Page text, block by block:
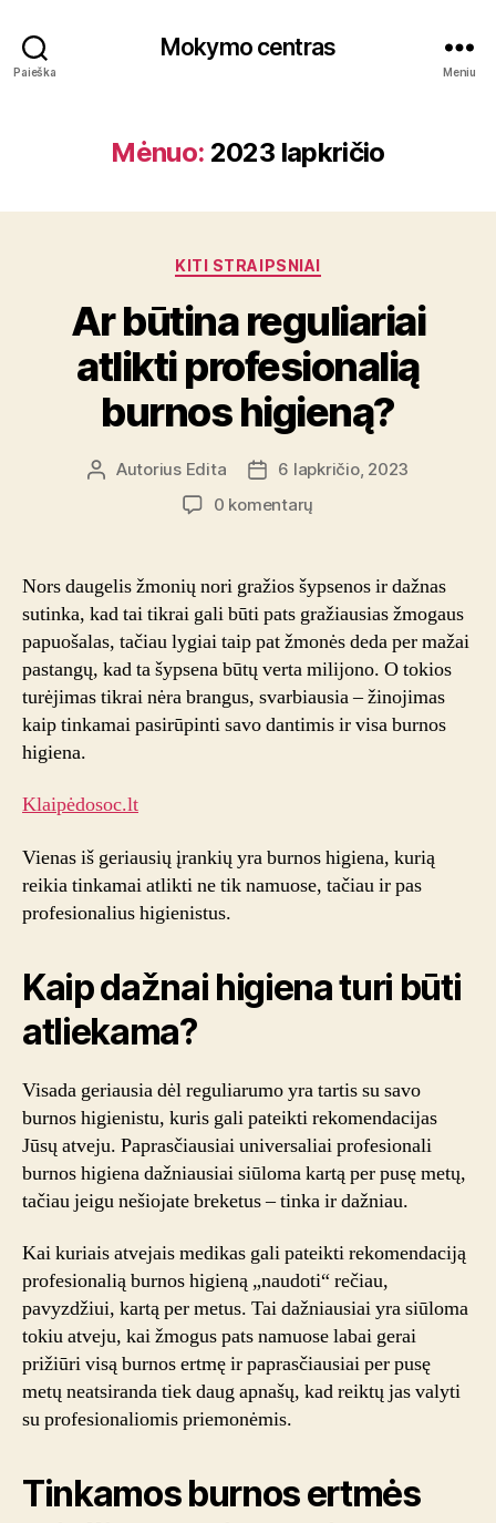
Paieška
Mokymo centras
Meniu
Mėnuo: 2023 lapkričio
Kategorijos
KITI STRAIPSNIAI
Ar būtina reguliariai
atlikti profesionalią
burnos higieną?
ĮrašoAutorius Edita
Įrašo6 lapkričio, 2023
0 komentarų
reguliariai
atlikti
profesionalią
burnos
higieną?
Nors daugelis žmonių nori gražios šypsenos ir dažnas
sutinka, kad tai tikrai gali būti pats gražiausias žmogaus
papuošalas, tačiau lygiai taip pat žmonės deda per mažai
pastangų, kad ta šypsena būtų verta milijono. O tokios
turėjimas tikrai nėra brangus, svarbiausia – žinojimas
kaip tinkamai pasirūpinti savo dantimis ir visa burnos
higiena.
Klaipėdosoc.lt
Vienas iš geriausių įrankių yra burnos higiena, kurią
reikia tinkamai atlikti ne tik namuose, tačiau ir pas
profesionalius higienistus.
Kaip dažnai higiena turi būti
atliekama?
Visada geriausia dėl reguliarumo yra tartis su savo
burnos higienistu, kuris gali pateikti rekomendacijas
Jūsų atveju. Paprasčiausiai universaliai profesionali
burnos higiena dažniausiai siūloma kartą per pusę metų,
tačiau jeigu nešiojate breketus – tinka ir dažniau.
Kai kuriais atvejais medikas gali pateikti rekomendaciją
profesionalią burnos higieną „naudoti“ rečiau,
pavyzdžiui, kartą per metus. Tai dažniausiai yra siūloma
tokiu atveju, kai žmogus pats namuose labai gerai
prižiūri visą burnos ertmę ir paprasčiausiai per pusę
metų neatsiranda tiek daug apnašų, kad reiktų jas valyti
su profesionaliomis priemonėmis.
Tinkamos burnos ertmės